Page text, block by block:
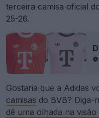
terceira camisa oficial
25-26.
Gostaria que a Adidas
camisas do BVB? Diga-
dê uma olhada na